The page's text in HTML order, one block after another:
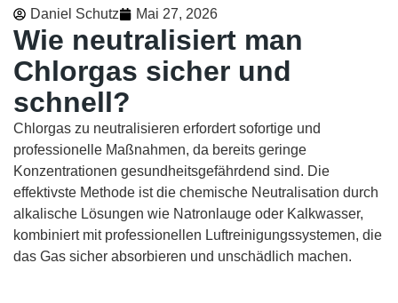
Daniel Schutz Mai 27, 2026
Wie neutralisiert man
Chlorgas sicher und
schnell?
Chlorgas zu neutralisieren erfordert sofortige und
professionelle Maßnahmen, da bereits geringe
Konzentrationen gesundheitsgefährdend sind. Die
effektivste Methode ist die chemische Neutralisation durch
alkalische Lösungen wie Natronlauge oder Kalkwasser,
kombiniert mit professionellen Luftreinigungssystemen, die
das Gas sicher absorbieren und unschädlich machen.